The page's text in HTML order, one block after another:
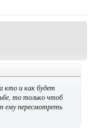
кто и как будет
то только чтоб
ему пересмотреть